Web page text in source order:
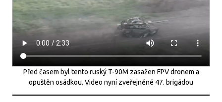
Před časem byl tento ruský T-90M zasažen FPV dronem a
opuštěn osádkou. Video nyní zveřejněné 47. brigádou